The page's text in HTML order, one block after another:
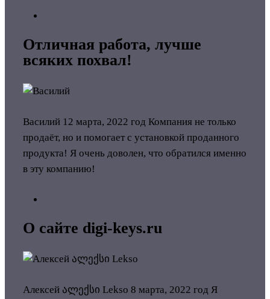
Отличная работа, лучше
всяких похвал!
Василий 12 марта, 2022 год Компания не только
продаёт, но и помогает с установкой проданного
продукта! Я очень доволен, что обратился именно
в эту компанию!
О сайте digi-keys.ru
Алексей ალექსი Lekso 8 марта, 2022 год Я